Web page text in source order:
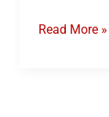
Rute
Read More »